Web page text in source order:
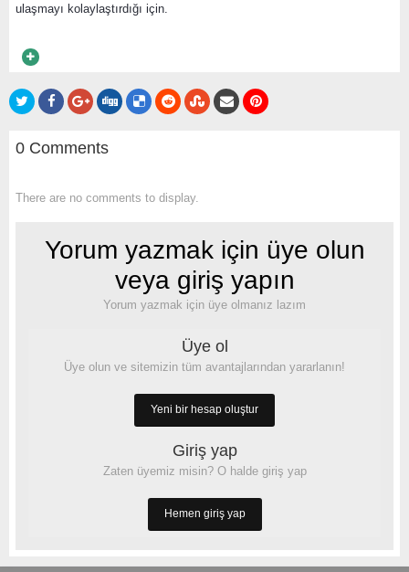
ulaşmayı kolaylaştırdığı için.
0 Comments
There are no comments to display.
Yorum yazmak için üye olun
veya giriş yapın
Yorum yazmak için üye olmanız lazım
Üye ol
Üye olun ve sitemizin tüm avantajlarından yararlanın!
Yeni bir hesap oluştur
Giriş yap
Zaten üyemiz misin? O halde giriş yap
Hemen giriş yap